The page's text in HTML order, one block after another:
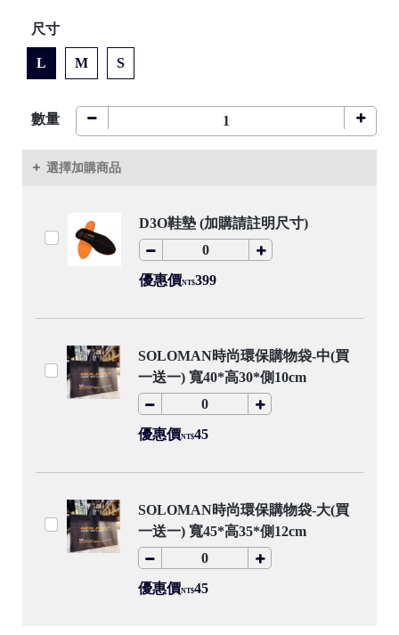
尺寸
L M S
數量
選擇加購商品
D3O鞋墊 (加購請註明尺寸)
優惠價NT$399
SOLOMAN時尚環保購物袋-中(買
一送一) 寬40*高30*側10cm
優惠價NT$45
SOLOMAN時尚環保購物袋-大(買
一送一) 寬45*高35*側12cm
優惠價NT$45